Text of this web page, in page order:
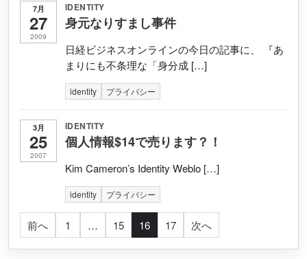
7月
27
2009
IDENTITY
身元なりすまし事件
日経ビジネスオンラインの今日の記事に、 『あ
まりにも不条理な「身分成 […]
identity プライバシー
3月
25
2007
IDENTITY
個人情報$14で売ります？！
Kim Cameron’s Identity Weblo […]
identity プライバシー
投稿のページ送り
前へ 1 … 15 16 17 次へ